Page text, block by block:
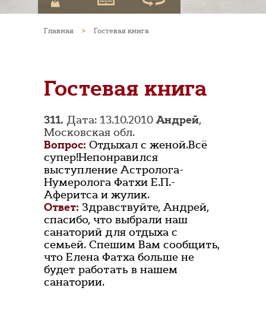
Главная > Гостевая книга
Гостевая книга
311. Дата: 13.10.2010Андрей,
Московская обл.
Вопрос: Отдыхал с женой.Всё
супер!Непонравился
выступление Астролога-
Нумеролога Фатхи Е.П.-
Аферитса и жулик.
Ответ: Здравствуйте, Андрей,
спасибо, что выбрали наш
санаторий для отдыха с
семьей. Спешим Вам сообщить,
что Елена Фатха больше не
будет работать в нашем
санатории.